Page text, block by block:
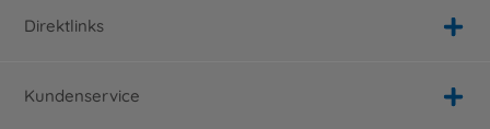
Direktlinks
Kundenservice